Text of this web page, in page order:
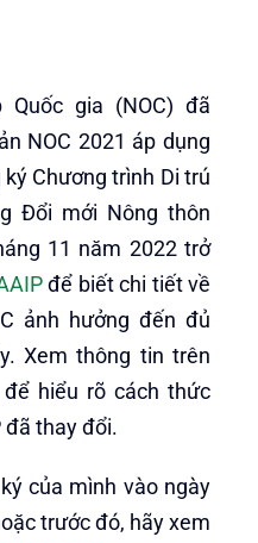
Quốc gia (NOC) đã
NOC 2021 áp dụng
Chương trình Di trú
Đổi mới Nông thôn
11 năm 2022 trở
để biết chi tiết về
ảnh hưởng đến đủ
Xem thông tin trên
hiểu rõ cách thức
đã thay đổi.
của mình vào ngày
trước đó, hãy xem